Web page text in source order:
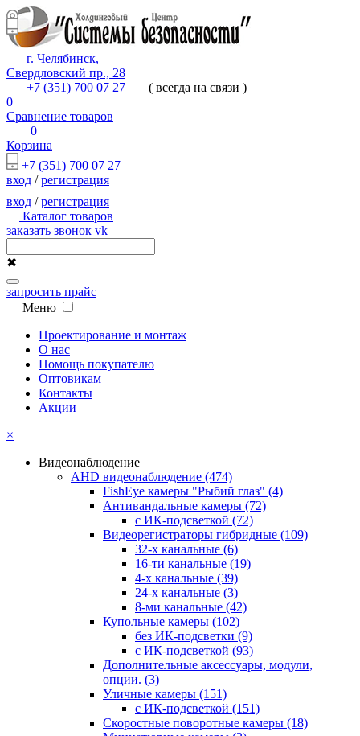
г. Челябинск,
Свердловский пр., 28
+7 (351) 700 07 27
( всегда на связи )
0
Сравнение товаров
0
Корзина
+7 (351) 700 07 27
вход /регистрация
вход /регистрация
Каталог товаров
заказать звонок vk
✖
запросить прайс
Меню
Проектирование и монтаж
О нас
Помощь покупателю
Оптовикам
Контакты
Акции
×
Видеонаблюдение
AHD видеонаблюдение (474)
FishEye камеры "Рыбий глаз" (4)
Антивандальные камеры (72)
с ИК-подсветкой (72)
Видеорегистраторы гибридные (109)
32-х канальные (6)
16-ти канальные (19)
4-х канальные (39)
24-х канальные (3)
8-ми канальные (42)
Купольные камеры (102)
без ИК-подсветки (9)
с ИК-подсветкой (93)
Дополнительные аксессуары, модули,
опции. (3)
Уличные камеры (151)
с ИК-подсветкой (151)
Скоростные поворотные камеры (18)